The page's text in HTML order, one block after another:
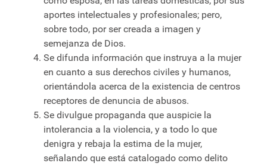
aportes intelectuales y profesionales; pero,
sobre todo, por ser creada a imagen y
semejanza de Dios.
Se difunda información que instruya a la mujer
en cuanto a sus derechos civiles y humanos,
orientándola acerca de la existencia de centros
receptores de denuncia de abusos.
Se divulgue propaganda que auspicie la
intolerancia a la violencia, y a todo lo que
denigra y rebaja la estima de la mujer,
señalando que está catalogado como delito